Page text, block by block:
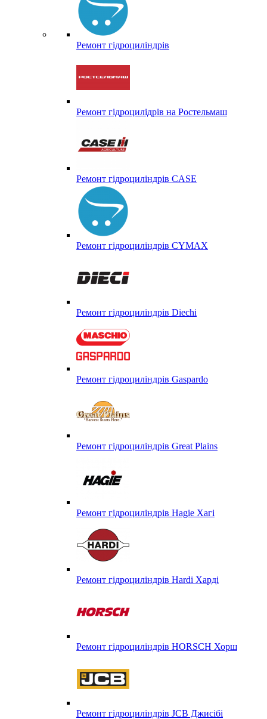
Ремонт гідроциліндрів
Ремонт гідроцилідрів на Ростельмаш
Ремонт гідроциліндрів CASE
Ремонт гідроциліндрів CYMAX
Ремонт гідроциліндрів Diechi
Ремонт гідроциліндрів Gaspardo
Ремонт гідроциліндрів Great Plains
Ремонт гідроциліндрів Hagie Хагі
Ремонт гідроциліндрів Hardi Харді
Ремонт гідроциліндрів HORSCH Хорш
Ремонт гідроциліндрів JCB Джисібі